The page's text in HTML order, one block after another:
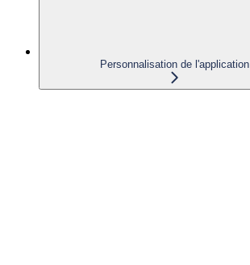
Personnalisation de l'application